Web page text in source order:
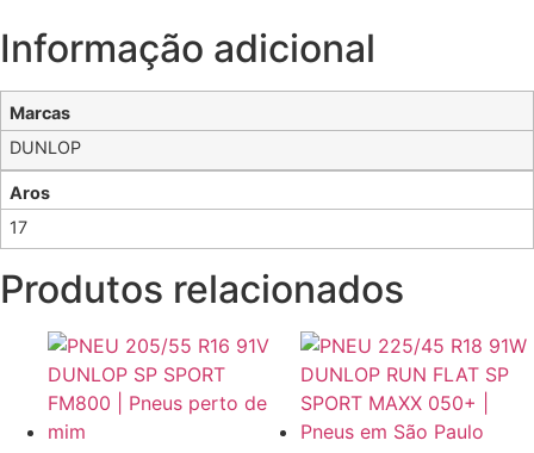
Informação adicional
Marcas
DUNLOP
Aros
17
Produtos relacionados